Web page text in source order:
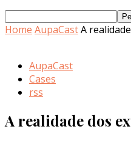
Home AupaCastA
AupaCast
Cases
rss
A realidade dos